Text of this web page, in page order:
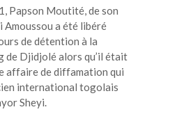
Papson Moutité, de son
Amoussou a été libéré
de détention à la
de Djidjolé alors qu’il était
affaire de diffamation qui
international togolais
Sheyi.